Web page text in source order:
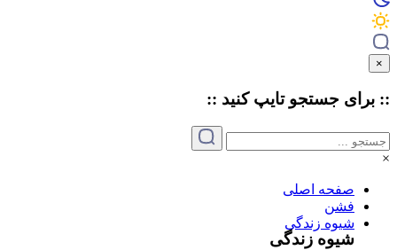
×
:: برای جستجو تایپکنید ::
×
صفحه اصلی
فشن
شیوه زندگی
شیوه زندگی